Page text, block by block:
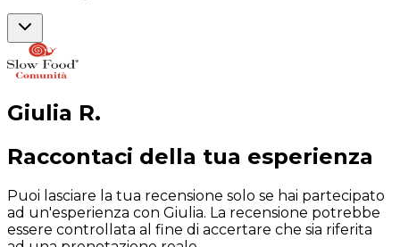
Giulia R.
Raccontaci della tua esperienza
Puoi lasciare la tua recensione solo se hai partecipato
ad un'esperienza con Giulia. La recensione potrebbe
essere controllata al fine di accertare che sia riferita